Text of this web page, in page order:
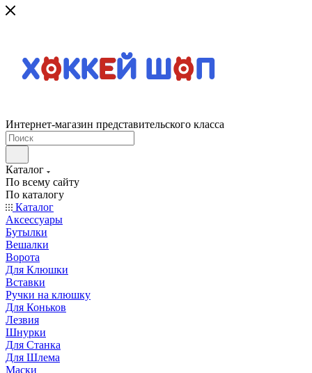
Интернет-магазин представительского класса
Каталог
По всему сайту
По каталогу
Каталог
Аксессуары
Бутылки
Вешалки
Ворота
Для Клюшки
Вставки
Ручки на клюшку
Для Коньков
Лезвия
Шнурки
Для Станка
Для Шлема
Маски